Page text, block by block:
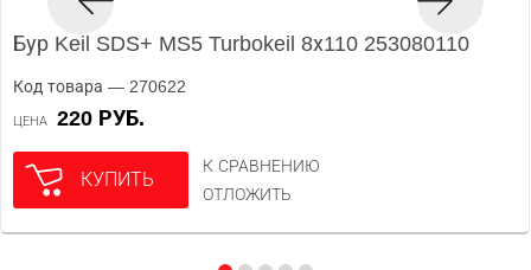
Бур Keil SDS+ MS5 Turbokeil 8х110 253080110
Код товара — 270622
ЦЕНА 220 РУБ.
КУПИТЬ
К СРАВНЕНИЮ
ОТЛОЖИТЬ